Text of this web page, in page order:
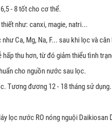
- 8 tốt cho cơ thể.
như: canxi, magie, natri...
Ca, Mg, Na, F... sau khi lọc và cân
thu hơn, từ đó giảm thiểu tình
cho nguồn nước sau lọc.
Tương đương 12 - 18 tháng sử dụng.
lọc nước RO nóng nguội